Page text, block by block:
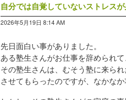
自分では自覚していないストレス
2026年5月19日 8:14 AM
先日面白い事がありました。
ある塾生さんがお仕事を辞められ
その塾生さんは、むそう塾に来ら
させてもらったのですが、なかなか